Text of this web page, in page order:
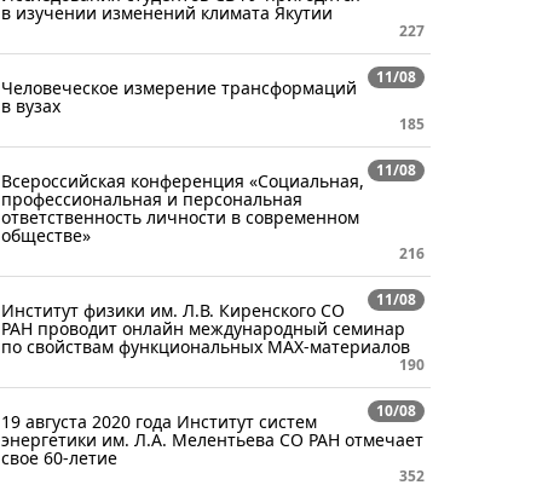
в изучении изменений климата Якутии
227
11/08
Человеческое измерение трансформаций
в вузах
185
11/08
Всероссийская конференция «Социальная,
профессиональная и персональная
ответственность личности в современном
обществе»
216
11/08
Институт физики им. Л.В. Киренского СО
РАН проводит онлайн международный семинар
по свойствам функциональных MAX-материалов
190
10/08
19 августа 2020 года Институт систем
энергетики им. Л.А. Мелентьева СО РАН отмечает
свое 60-летие
352